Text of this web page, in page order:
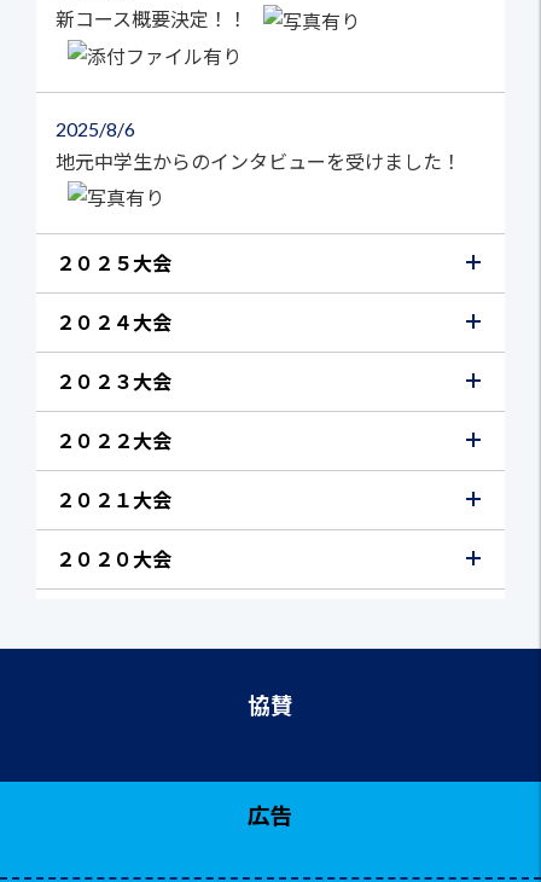
新コース概要決定！！
2025 8/6
地元中学生からのインタビューを受けました！
２０２５大会
２０２４大会
２０２３大会
２０２２大会
２０２１大会
２０２０大会
協賛
広告